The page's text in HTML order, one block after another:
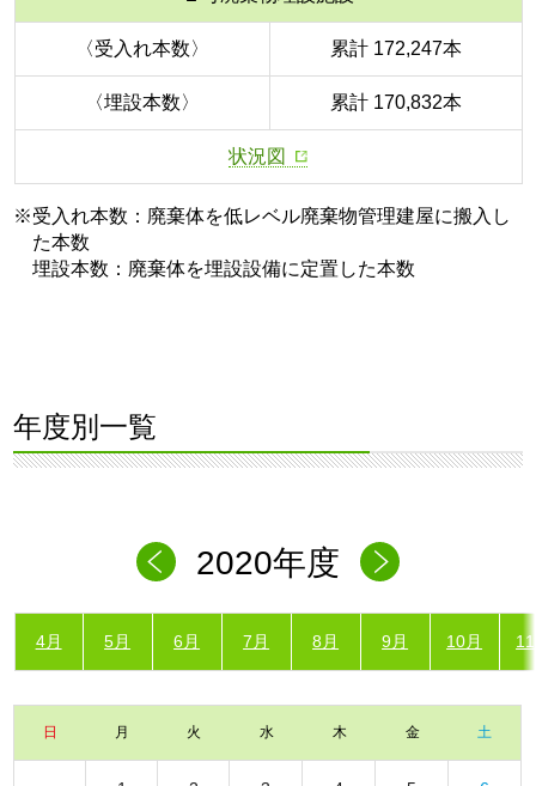
〈受入れ本数〉 累計 172,247本
〈埋設本数〉 累計 170,832本
状況図
※受入れ本数：廃棄体を低レベル廃棄物管理建屋に搬入し
た本数
埋設本数：廃棄体を埋設設備に定置した本数
年度別一覧
2020年度
4月 5月 6月 7月 8月 9月 10月
日 月 火 水 木 金 土